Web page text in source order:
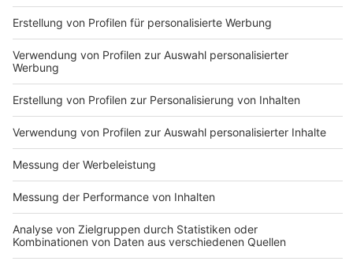
Nutzungsbedingungen
Impressum
Das Band-ABC
Kontakt
ROCK ANTENNE
Newsletter